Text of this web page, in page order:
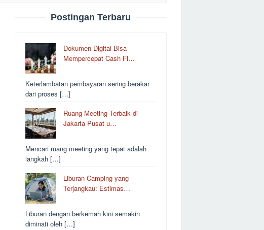
Postingan Terbaru
Dokumen Digital Bisa
Mempercepat Cash Fl…
Keterlambatan pembayaran sering berakar
dari proses […]
Ruang Meeting Terbaik di
Jakarta Pusat u…
Mencari ruang meeting yang tepat adalah
langkah […]
Liburan Camping yang
Terjangkau: Estimas…
Liburan dengan berkemah kini semakin
diminati oleh […]